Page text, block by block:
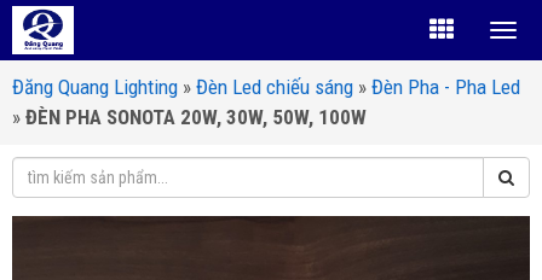
Đăng Quang Lighting » Đèn Led chiếu sáng » Đèn Pha - Pha Led
» ĐÈN PHA SONOTA 20W, 30W, 50W, 100W